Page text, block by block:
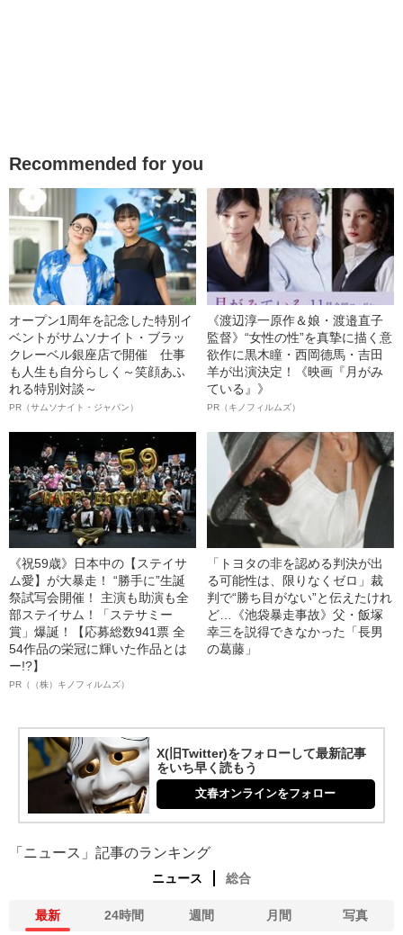
Recommended for you
オープン1周年を記念した特別イ
ベントがサムソナイト・ブラッ
クレーベル銀座店で開催 仕事
も人生も自分らしく～笑顔あふ
れる特別対談～
PR（サムソナイト・ジャパン）
《渡辺淳一原作＆娘・渡邉直子
監督》“女性の性”を真摯に描く意
欲作に黒木瞳・西岡德馬・吉田
羊が出演決定！《映画『月がみ
ている』》
PR（キノフィルムズ）
《祝59歳》日本中の【ステイサ
ム愛】が大暴走！ “勝手に”生誕
祭試写会開催！ 主演も助演も全
部ステイサム！「ステサミー
賞」爆誕！【応募総数941票 全
54作品の栄冠に輝いた作品とは
ー!?】
PR（（株）キノフィルムズ）
「トヨタの非を認める判決が出
る可能性は、限りなくゼロ」裁
判で“勝ち目がない”と伝えたけれ
ど…《池袋暴走事故》父・飯塚
幸三を説得できなかった「長男
の葛藤」
X(旧Twitter)をフォローして最新記事
をいち早く読もう
文春オンラインをフォロー
「ニュース」記事のランキング
ニュース 総合
最新 24時間 週間 月間 写真